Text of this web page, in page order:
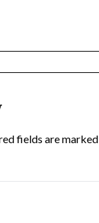
fields are marked